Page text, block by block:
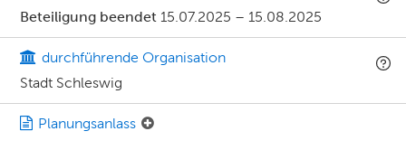
Beteiligung beendet 15.07.2025 – 15.08.2025
durchführende Organisation
Stadt Schleswig
Planungsanlass